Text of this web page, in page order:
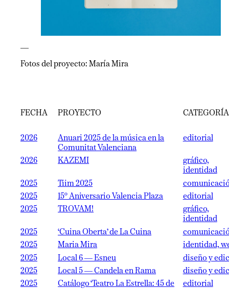
FECHA PROYECTO CATEGORÍA
2026
Anuari 2025 de la música en la
Comunitat Valenciana
editorial
2026 KAZEMI
gráfico,
identidad
2025
Tiim 2025
2025
15º Aniversario Valencia Plaza
editorial
2025
TROVAM!
gráfico,
identidad
2025
‘Cuina Oberta’ de La Cuina
2025
Maria Mira
identidad,
2025
Local 6 — Esneu
diseño y
2025
Local 5 — Candela en Rama
diseño y
2025
Catálogo ‘Teatro La Estrella: 45 de
editorial
—
Fotos del proyecto: María Mira